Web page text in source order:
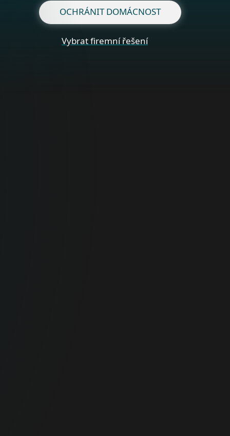
OCHRÁNIT DOMÁCNOST
Vybrat firemní řešení